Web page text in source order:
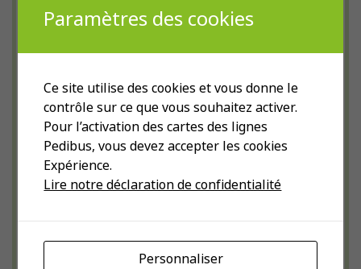
Retrouvez-ci-dessous le Pedibus en
diversité des actions menées par le
Pedibus
Paramètres des cookies
Ce site utilise des cookies et vous donne le
contrôle sur ce que vous souhaitez activer.
Pour l’activation des cartes des lignes
Pedibus, vous devez accepter les cookies
Expérience.
Lire notre déclaration de confidentialité
Personnaliser